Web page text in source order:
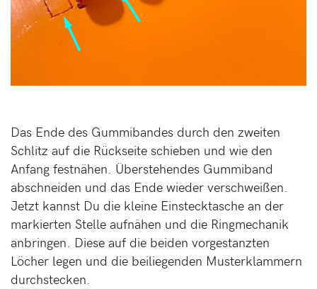
Das Ende des Gummibandes durch den zweiten
Schlitz auf die Rückseite schieben und wie den
Anfang festnähen. Überstehendes Gummiband
abschneiden und das Ende wieder verschweißen.
Jetzt kannst Du die kleine Einstecktasche an der
markierten Stelle aufnähen und die Ringmechanik
anbringen. Diese auf die beiden vorgestanzten
Löcher legen und die beiliegenden Musterklammern
durchstecken.